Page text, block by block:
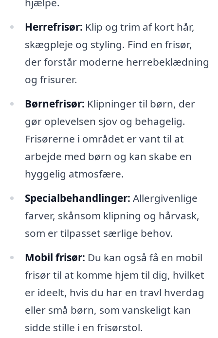
Herrefrisør: Klip og trim af kort hår,
skægpleje og styling. Find en frisør,
der forstår moderne herrebeklædning
og frisurer.
Børnefrisør: Klipninger til børn, der
gør oplevelsen sjov og behagelig.
Frisørerne i området er vant til at
arbejde med børn og kan skabe en
hyggelig atmosfære.
Specialbehandlinger: Allergivenlige
farver, skånsom klipning og hårvask,
som er tilpasset særlige behov.
Mobil frisør: Du kan også få en mobil
frisør til at komme hjem til dig, hvilket
er ideelt, hvis du har en travl hverdag
eller små børn, som vanskeligt kan
sidde stille i en frisørstol.